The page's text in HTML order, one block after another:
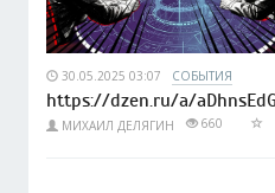
30.05.2025 03:07 СОБЫТИЯ
https://dzen.ru/a/
МИХАИЛ ДЕЛЯГИН 660